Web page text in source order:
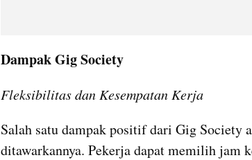
Dampak Gig Society
Fleksibilitas dan Kesempatan Kerja
Salah satu dampak positif dari Gig Society
ditawarkannya. Pekerja dapat memilih jam